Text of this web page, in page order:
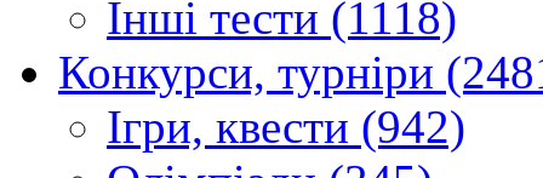
Інші тести (1118)
Конкурси, турніри
Ігри, квести (942)